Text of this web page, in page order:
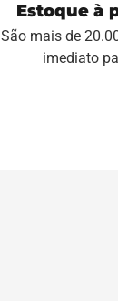
Estoque à
São mais de
imediato